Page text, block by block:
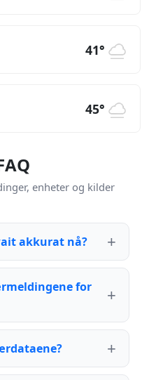
41°
45°
enheter og kilder
akkurat nå?
for